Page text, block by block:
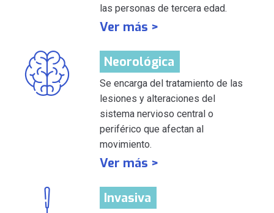
las personas de tercera edad.
Ver más >
Neorológica
Se encarga del tratamiento de las
lesiones y alteraciones del
sistema nervioso central o
periférico que afectan al
movimiento.
Ver más >
Invasiva